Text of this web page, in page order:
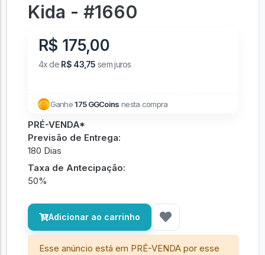
Kida - #1660
R$ 175,00
4x de R$ 43,75 sem juros
Ganhe175 GGCoins nesta compra
PRÉ-VENDA*
Previsão de Entrega:
180 Dias
Taxa de Antecipação:
50%
Adicionar ao carrinho
Esse anúncio está em PRÉ-VENDA por esse